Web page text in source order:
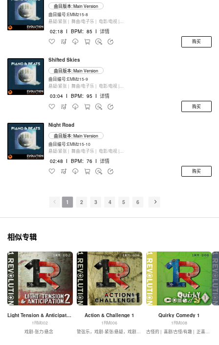
曲目版本: Main Version
曲目编号:EMM215-8
悬疑/紧张 | 舞曲/电子乐 | 电影/电视 |
02:18 I BPM：85 I 详情
购买
Shifted Skies
曲目版本: Main Version
曲目编号:EMM215-9
悬疑/紧张 | 舞曲/电子乐 | 电影/电视 |
03:04 I BPM：95 I 详情
购买
Night Road
曲目版本: Main Version
曲目编号:EMM215-10
悬疑/紧张 | 舞曲/电子乐 | 电影/电视 |
02:48 I BPM：76 I 详情
购买
1 2 3 4 5 6
相似专辑
Light Tension & Anticipation 2
1RM002
戏剧-张力/悬念
Action & Challenge 1
1RM006
Quirky Comedy 1
1RM008
古怪的 | 喜剧/古怪/有趣 | 正喜剧